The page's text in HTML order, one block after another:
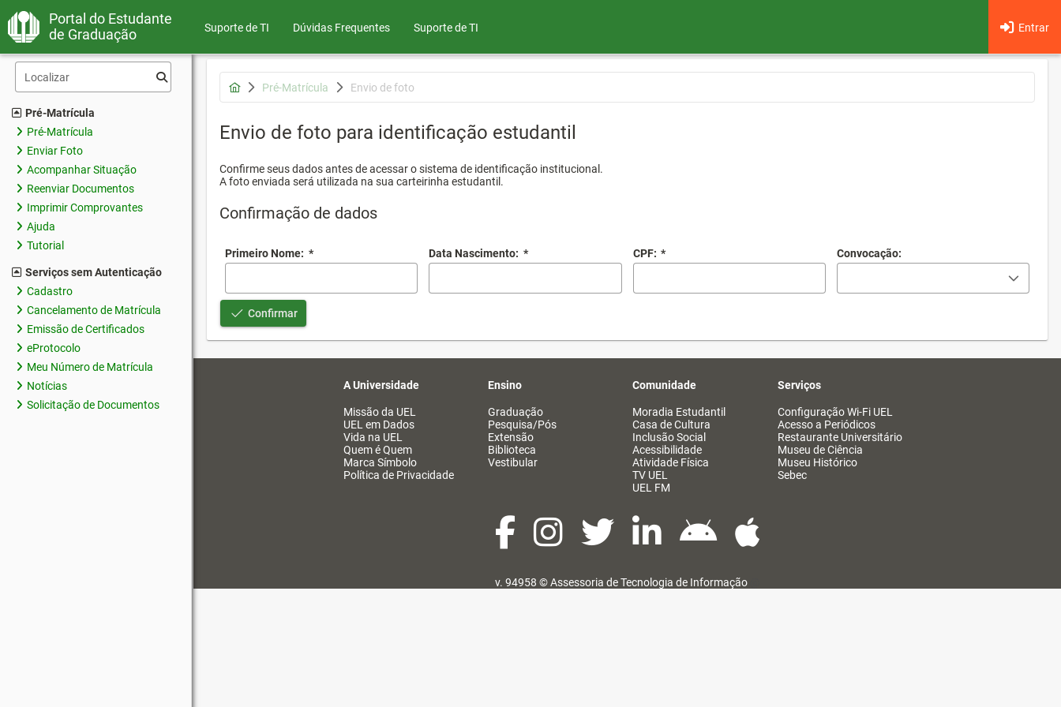
Portal do Estudante
de Graduação
Suporte de TI Dúvidas Frequentes Entrar
Suporte de TI
Pré-Matrícula
Pré-Matrícula
Enviar Foto
Acompanhar Situação
Reenviar Documentos
Imprimir Comprovantes
Ajuda
Tutorial
Serviços sem Autenticação
Cadastro
Cancelamento de Matrícula
Emissão de Certificados
eProtocolo
Meu Número de Matrícula
Notícias
Solicitação de Documentos
Pré-Matrícula Envio de foto
Envio de foto para identificação estudantil
Confirme seus dados antes de acessar o sistema de identificação institucional.
A foto enviada será utilizada na sua carteirinha estudantil.
Confirmação de dados
Primeiro Nome: * Data Nascimento: * CPF: * Convocação:
Confirmar
A Universidade
Missão da UEL
UEL em Dados
Vida na UEL
Quem é Quem
Marca Símbolo
Política de Privacidade
Ensino
Graduação
Pesquisa/Pós
Extensão
Biblioteca
Vestibular
Comunidade
Moradia Estudantil
Casa de Cultura
Inclusão Social
Acessibilidade
Atividade Física
TV UEL
UEL FM
Serviços
Configuração Wi-Fi UEL
Acesso a Periódicos
Restaurante Universitário
Museu de Ciência
Museu Histórico
Sebec
v. 94958 ©Assessoria de Tecnologia de Informação